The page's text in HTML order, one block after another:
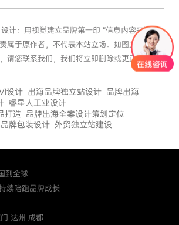
计：用视觉建立品牌第一印 ”信息内容来源于
属于原作者，不代表本站立场。如图文有侵
请您联系我们，我们将立即删除或更正。
设计 出海品牌独立站设计 品牌出海
睿星人工业设计
打造 品牌出海全案设计策划定位
牌包装设计 外贸独立站建设
到全球
续陪跑品牌成长
达州 成都